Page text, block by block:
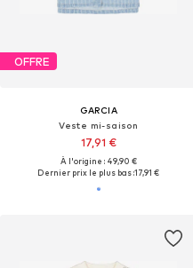
OFFRE
GARCIA
Veste mi-saison
17,91 €
À l'origine : 49,90 €
Dernier prix le plus bas :17,91 €